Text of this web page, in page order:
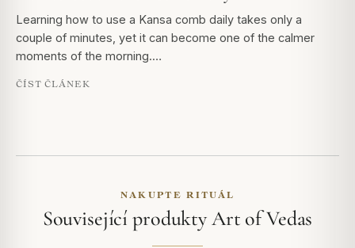
Learning how to use a Kansa comb daily takes only a
couple of minutes, yet it can become one of the calmer
moments of the morning.…
ČÍST ČLÁNEK
NAKUPTE RITUÁL
Související produkty Art of Vedas